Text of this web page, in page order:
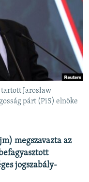
Jarosław
párt (PiS) elnöke
megszavazta az
jogszabály-